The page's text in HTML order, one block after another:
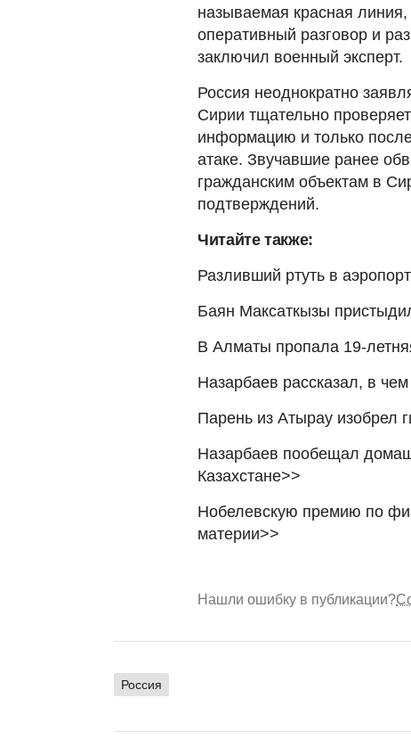
называемая красная
оперативный разговор и
заключил военный эксперт.
Россия неоднократно
Сирии тщательно
информацию и только
атаке. Звучавшие ранее
гражданским объектам в
подтверждений.
Читайте также:
Разливший ртуть в
Баян Максаткызы
В Алматы пропала 19-
Назарбаев рассказал, в
Парень из Атырау изобрел
Назарбаев пообещал
Казахстане>>
Нобелевскую премию по
материи>>
Нашли ошибку в публикации?
Россия